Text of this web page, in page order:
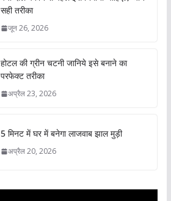
सही तरीका
जून 26, 2026
होटल की ग्रीन चटनी जानिये इसे बनाने का
परफेक्ट तरीका
अप्रैल 23, 2026
5 मिनट में घर में बनेगा लाजवाब झाल मुड़ी
अप्रैल 20, 2026